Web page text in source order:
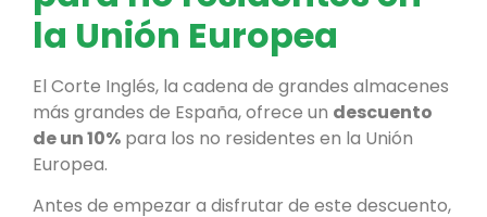
la Unión Europea
El Corte Inglés, la cadena de grandes almacenes
más grandes de España, ofrece un descuento
de un 10% para los no residentes en la Unión
Europea.
Antes de empezar a disfrutar de este descuento,